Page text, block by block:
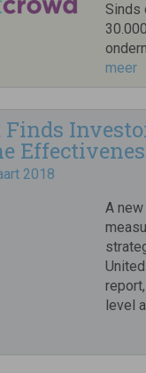
Sinds
meer
Finds
2018
A
level